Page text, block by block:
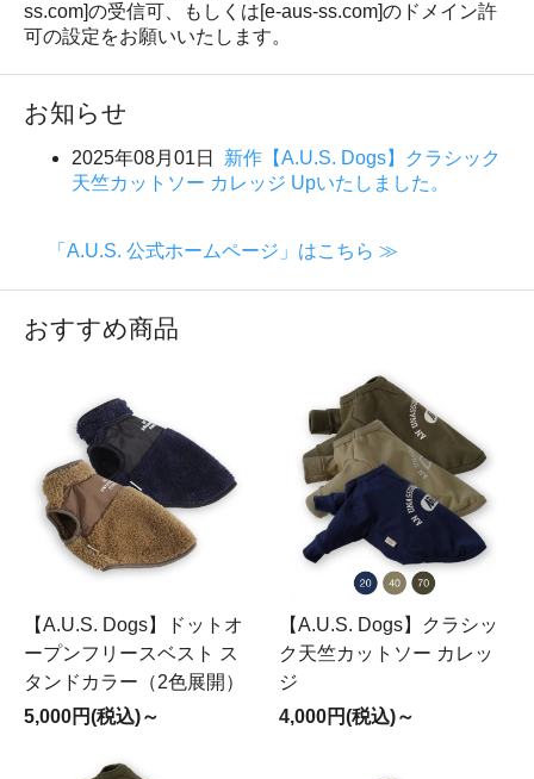
ss.com]の受信可、もしくは[e-aus-ss.com]のドメイン許
可の設定をお願いいたします。
お知らせ
2025年08月01日 新作【A.U.S. Dogs】クラシック
天竺カットソー カレッジ Upいたしました。
「A.U.S. 公式ホームページ」はこちら ≫
おすすめ商品
【A.U.S. Dogs】ドットオ
ープンフリースベスト ス
タンドカラー（2色展開）
5,000円(税込)～
【A.U.S. Dogs】クラシッ
ク天竺カットソー カレッ
ジ
4,000円(税込)～